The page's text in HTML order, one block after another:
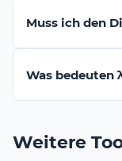
Muss ich den
Was bedeuten
Weitere